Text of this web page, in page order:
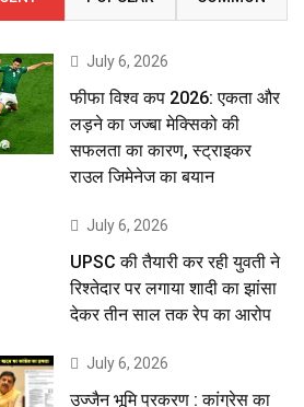
July 6, 2026
फीफा विश्व कप 2026: एकता और
लड़ने का जज्बा मेक्सिको की
सफलता का कारण, स्ट्राइकर
राउल जिमेनेज का बयान
July 6, 2026
UPSC की तैयारी कर रही युवती ने
रिश्तेदार पर लगाया शादी का झांसा
देकर तीन साल तक रेप का आरोप
July 6, 2026
उज्जैन भूमि प्रकरण : कांग्रेस का